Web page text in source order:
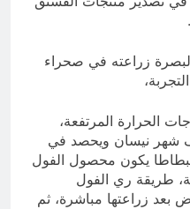
زراعته في صحراء
الحرارة المرتفعة،
شهر نيسان ويحصد في
يكون محصول الفول
طريقة ري الفول
بعد زراعتها مباشرة، ثم